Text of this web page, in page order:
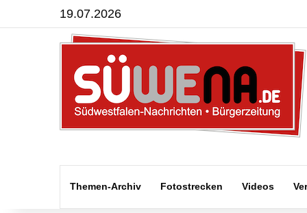
19.07.2026
Themen-Archiv Fotostrecken Videos